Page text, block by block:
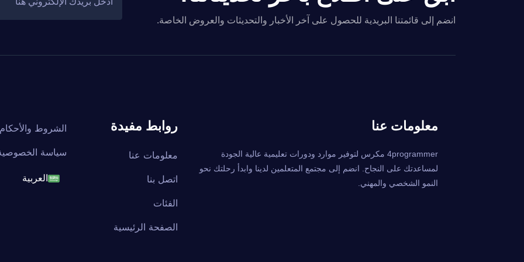
انضم إلى قائمتنا البريدية للحصول على آخر الأخبار والتحديثات والعروض الخاصة.
معلومات عنا
4programmer مكرس لتوفير موارد ودورات تعليمية عالية الجودة
لمساعدتك على النجاح. انضم إلى مجتمع المتعلمين لدينا وابدأ رحلتك نحو
النمو الشخصي والمهني.
روابط مفيدة
معلومات عنا
اتصل بنا
الفئات
الصفحة الرئيسية
الشروط والأحكام
سياسة
العربية